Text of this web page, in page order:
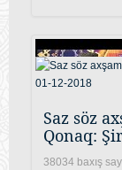
Saz söz
Qonaq:
38034 baxış